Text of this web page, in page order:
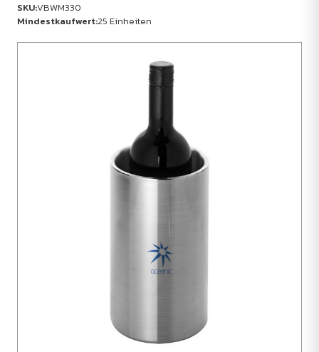
SKU:VBWM330
Mindestkaufwert:25 Einheiten